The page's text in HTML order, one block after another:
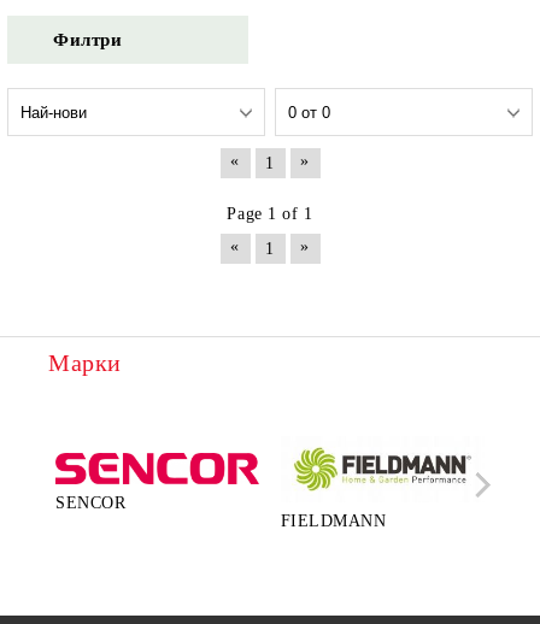
Филтри
« 1 »
Page 1 of 1
«
1 »
Марки
SENCOR
FIELDMANN